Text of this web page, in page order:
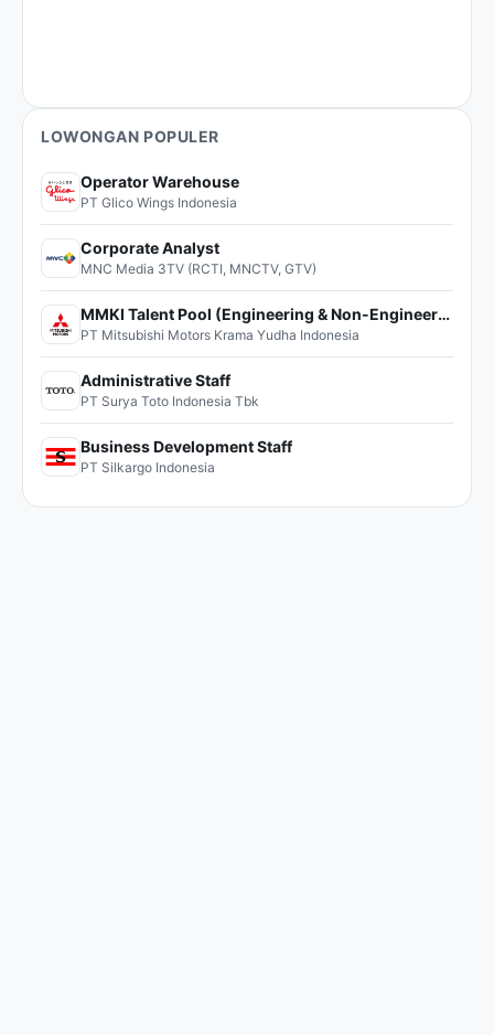
LOWONGAN POPULER
Operator Warehouse
PT Glico Wings Indonesia
Corporate Analyst
MNC Media 3TV (RCTI, MNCTV, GTV)
MMKI Talent Pool (Engineering & Non-Engineering)
PT Mitsubishi Motors Krama Yudha Indonesia
Administrative Staff
PT Surya Toto Indonesia Tbk
Business Development Staff
PT Silkargo Indonesia